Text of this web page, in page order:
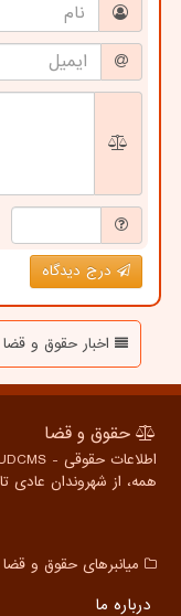
درج دیدگاه
اخبار حقوق و قضا
حقوق و قضا
همه، از شهروندان عادی
میانبرهای حقوق و قضا
درباره ما